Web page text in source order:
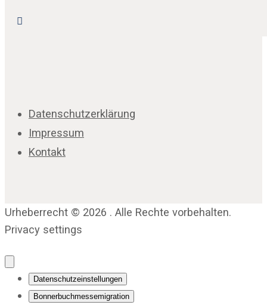
Datenschutzerklärung
Impressum
Kontakt
Urheberrecht © 2026 . Alle Rechte vorbehalten.
Privacy settings
Datenschutzeinstellungen
Bonnerbuchmessemigration